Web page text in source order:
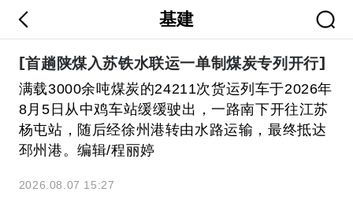
基建
[首趟陕煤入苏铁水联运一单制煤炭专列开行]
满载3000余吨煤炭的24211次货运列车于2026年
8月5日从中鸡车站缓缓驶出，一路南下开往江苏
杨屯站，随后经徐州港转由水路运输，最终抵达
邳州港。编辑/程丽婷
2026.08.07 15:27